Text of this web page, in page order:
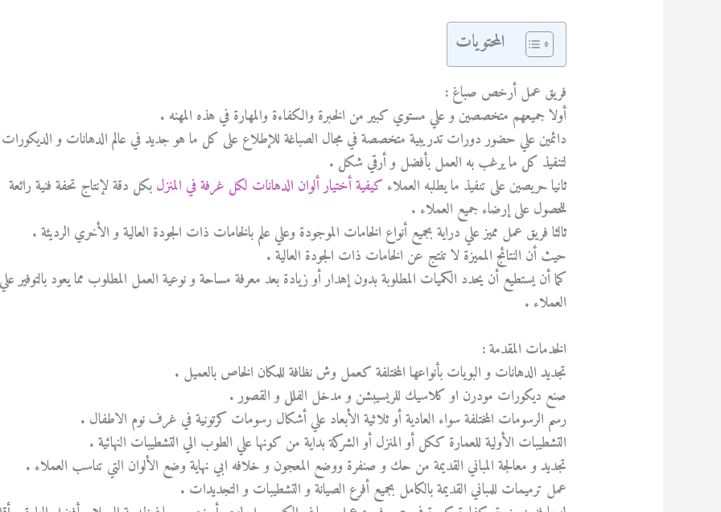
المحتويات
فريق عمل أرخص صباغ :
أولا جميعهم متخصصين و علي مستوي كبير من الخبرة والكفاءة والمهارة في هذه المهنه .
دائمين علي حضور دورات تدريبية متخصصة في مجال الصباغة للإطلاع على كل ما هو جديد في عالم الدهانات و الديكورات
لتنفيذ كل ما يرغب به العمل بأفضل و أرقي شكل .
ثانيا حريصين على تنفيذ ما يطلبه العملاءكيفية أختيار ألوان الدهانات لكل غرفة في المنزلبكل دقة لإنتاج تحفة فنية رائعة
للحصول على إرضاء جميع العملاء .
ثالثا فريق عمل مميز علي دراية بجميع أنواع الخامات الموجودة وعلي علم بالخامات ذات الجودة العالية و الأخري الرديئة .
حيث أن النتائج المميزة لا تنتج عن الخامات ذات الجودة العالية .
كما أن يستطيع أن يحدد الكميات المطلوبة بدون إهدار أو زيادة بعد معرفة مساحة و نوعية العمل المطلوب مما يعود بالتوفير
العملاء .
الخدمات المقدمة :
تجديد الدهانات و البويات بأنواعها المختلفة كعمل وش نظافة للمكان الخاص بالعميل .
صنع ديكورات مودرن او كلاسيك للريسيبشن و مدخل الفلل و القصور .
رسم الرسومات المختلفة سواء العادية أو ثلاثية الأبعاد علي أشكال رسومات كرتونية في غرف نوم الاطفال .
التشطيبات الأولية للعمارة ككل أو المنزل أو الشركة بداية من كونها علي الطوب الي التشطيبات النهائية .
تجديد و معالجة المباني القديمة من حك و صنفرة ووضع المعجون و خلافه ابي نهاية وضع الألوان التي تناسب العملاء .
عمل ترميمات للمباني القديمة بالكامل بجميع أفرع الصيانة و التشطيبات و التجديدات .